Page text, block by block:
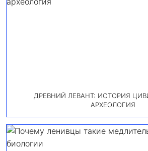
ДРЕВНИЙ ЛЕВАНТ: ИСТОРИЯ
АРХЕОЛОГИЯ